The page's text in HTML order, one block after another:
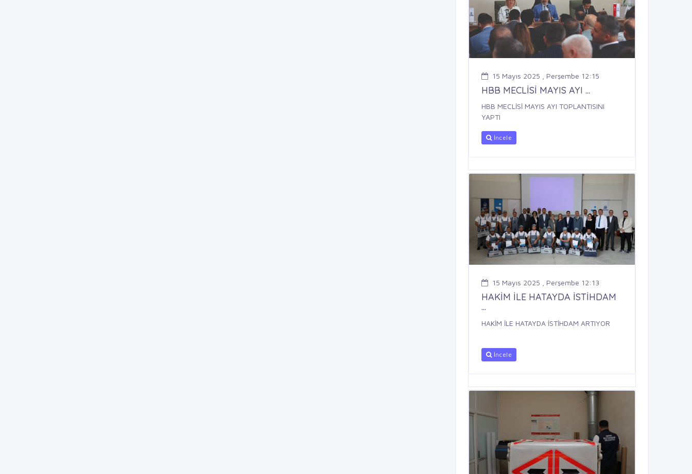
15 Mayıs 2025 , Perşembe 12:15
HBB MECLİSİ MAYIS AYI ...
HBB MECLİSİ MAYIS AYI TOPLANTISINI
YAPTI
İncele
15 Mayıs 2025 , Perşembe 12:13
HAKİM İLE HATAYDA İSTİHDAM
...
HAKİM İLE HATAYDA İSTİHDAM ARTIYOR
İncele